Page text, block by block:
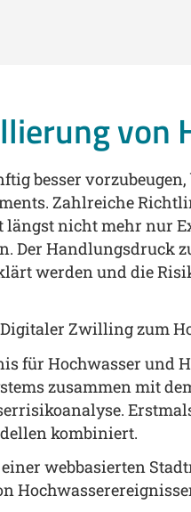
von
besser
Zahlreiche
längst nicht mehr nur
Der Handlungsdruck
werden und die
Zwilling zum
für Hochwasser und
zusammen mit
kombiniert.
einer webbasierten